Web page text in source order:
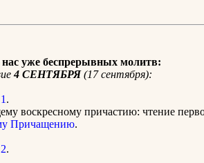
уже беспрерывных молитв:
4 СЕНТЯБРЯ(17 сентября):
.
воскресному причастию: чтение
Причащению.
.